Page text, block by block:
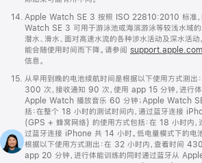
脚
14.
Apple Watch SE 3 按照 ISO 22810:2010 标准，
Watch SE 3 可用于游泳池或海滨游泳等较浅水域的
潜水、滑水、面对高速水流的各种涉水活动及深水活动
能会随使用时间而下降。请参阅
信息。
脚
15.
从早用到晚的电池续航时间是根据以下使用方式测出
300 次，接收通知 90 次，使用 app 15 分钟，进行
Apple Watch 播放音乐 60 分钟；Apple Watch
括：在整个 18 小时的测试时间内，通过蓝牙连接
(GPS + 蜂窝网络) 的使用方式包括：在 18 小时内，
过蓝牙连接 iPhone 共 14 小时。低电量模式下的电
根据以下使用方式测出：在 32 小时内，查看时间
app 20 分钟，进行体能训练的同时通过蓝牙从